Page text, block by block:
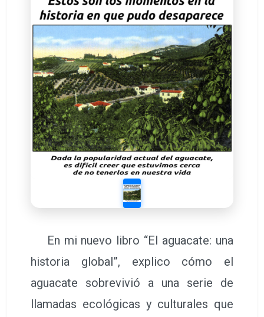
En mi nuevo libro “El aguacate: una
historia global”, explico cómo el
aguacate sobrevivió a una serie de
llamadas ecológicas y culturales que